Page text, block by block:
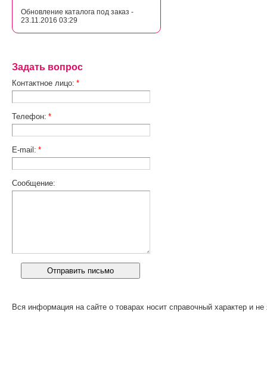
Обновление каталога под заказ -
23.11.2016 03:29
Задать вопрос
Контактное лицо: *
Телефон: *
E-mail: *
Сообщение:
Вся информация на сайте о товарах носит справочный характер и